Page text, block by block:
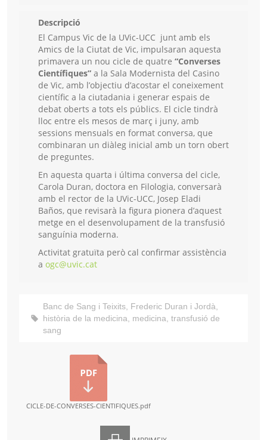
Descripció
El Campus Vic de la UVic-UCC junt amb els
Amics de la Ciutat de Vic, impulsaran aquesta
primavera un nou cicle de quatre “Converses
Científiques” a la Sala Modernista del Casino
de Vic, amb l’objectiu d’acostar el coneixement
científic a la ciutadania i generar espais de
debat oberts a tots els públics. El cicle tindrà
lloc entre els mesos de març i juny, amb
sessions mensuals en format conversa, que
combinaran un diàleg inicial amb un torn obert
de preguntes.
En aquesta quarta i última conversa del cicle,
Carola Duran, doctora en Filologia, conversarà
amb el rector de la UVic-UCC, Josep Eladi
Baños, que revisarà la figura pionera d’aquest
metge en el desenvolupament de la transfusió
sanguínia moderna.
Activitat gratuïta però cal confirmar assistència
a ogc@uvic.cat
Banc de Sang i Teixits, Frederic Duran i Jordà,
història de la medicina, medicina, transfusió de
sang
CICLE-DE-CONVERSES-CIENTIFIQUES.pdf